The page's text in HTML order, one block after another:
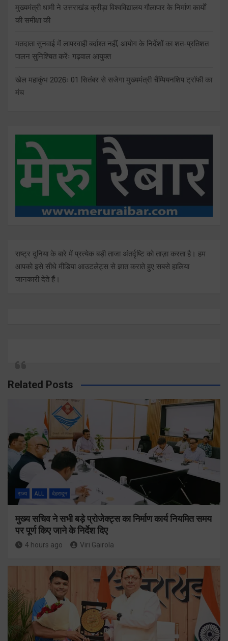
मुख्यमंत्री धामी ने उत्तराखंड क्रीड़ा विश्वविद्यालय गौलापार के निर्माण कार्यों
की समीक्षा की
मतदाता सुनवाई में लापरवाही बर्दाश्त नहीं, आयोग के निर्देशों का शत-प्रतिशत
पालन सुनिश्चित करेंः गढ़वाल आयुक्त
खेल महाकुंभ 2026ः 01 सितंबर से सजेगा मुख्यमंत्री चैंम्पियनशिप ट्रॉफी का
मंच
राष्ट्र दुनिया के बारे में प्रत्येक बड़ी ताजा अंतर्दृष्टि को ताज़ा करता है। हम
आपको इसे सीधे मीडिया आउटलेट्स से ज्ञात कराते हुए सबसे हालिया
जानकारी देते हैं।
Related Posts
राज्य ALL देहरादून
मुख्य सचिव ने सभी बड़े प्रोजेक्ट्स का निर्माण कार्य नियमित समय
पर पूर्ण किए जाने के निर्देश दिए
4 hours ago Viri Gairola